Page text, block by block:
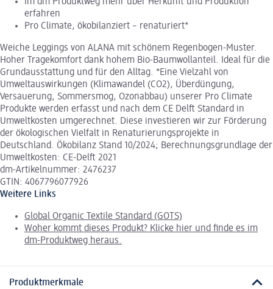
Im dm Produktweg mehr über Herkunft und Produktion
erfahren
Pro Climate, ökobilanziert – renaturiert*
Weiche Leggings von ALANA mit schönem Regenbogen-Muster.
Hoher Tragekomfort dank hohem Bio-Baumwollanteil. Ideal für die
Grundausstattung und für den Alltag. *Eine Vielzahl von
Umweltauswirkungen (Klimawandel (CO2), Überdüngung,
Versauerung, Sommersmog, Ozonabbau) unserer Pro Climate
Produkte werden erfasst und nach dem CE Delft Standard in
Umweltkosten umgerechnet. Diese investieren wir zur Förderung
der ökologischen Vielfalt in Renaturierungsprojekte in
Deutschland. Ökobilanz Stand 10/2024; Berechnungsgrundlage der
Umweltkosten: CE-Delft 2021
dm-Artikelnummer: 2476237
GTIN: 4067796077926
Weitere Links
Global Organic Textile Standard (GOTS)
Woher kommt dieses Produkt? Klicke hier und finde es im
dm-Produktweg heraus.
Produktmerkmale